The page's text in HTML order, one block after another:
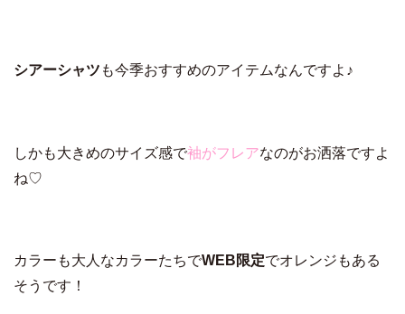
シアーシャツ も今季おすすめのアイテムなんですよ♪
しかも大きめのサイズ感で袖がフレアなのがお洒落ですよ
ね♡
カラーも大人なカラーたちでWEB限定でオレンジもある
そうです！